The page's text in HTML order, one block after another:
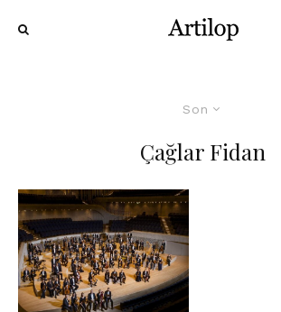
Son
Çağlar Fidan